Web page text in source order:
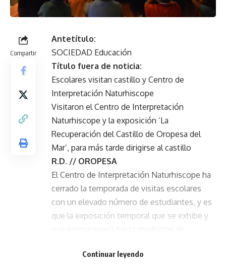
No hay comentarios
Compartir
Antetítulo:
SOCIEDAD Educación
Título fuera de noticia:
Escolares visitan castillo y Centro de
Interpretación Naturhiscope
Visitaron el Centro de Interpretación
Naturhiscope y la exposición ‘La
Recuperación del Castillo de Oropesa del
Mar’, para más tarde dirigirse al castillo
R.D. // OROPESA
El Centro de Interpretación Naturhiscope ha
cerrado la temporada de visitas escolares
con un elevado número de estudiantes, y es
que la exposición temporal que se exhibe y
el emblemático monumento y sus últimos
Continuar leyendo